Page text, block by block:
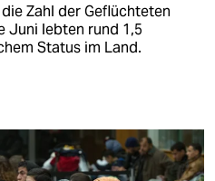
Zahl der Geflüchteten
Juni lebten rund 1,5
Status im Land.